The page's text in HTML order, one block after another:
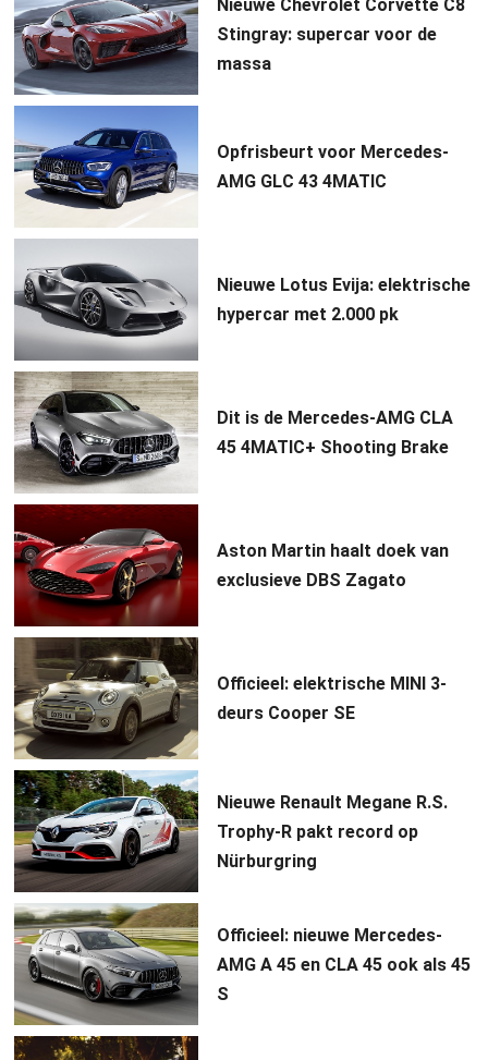
Nieuwe Chevrolet Corvette C8
Stingray: supercar voor de
massa
Opfrisbeurt voor Mercedes-
AMG GLC 43 4MATIC
Nieuwe Lotus Evija: elektrische
hypercar met 2.000 pk
Dit is de Mercedes-AMG CLA
45 4MATIC+ Shooting Brake
Aston Martin haalt doek van
exclusieve DBS Zagato
Officieel: elektrische MINI 3-
deurs Cooper SE
Nieuwe Renault Megane R.S.
Trophy-R pakt record op
Nürburgring
Officieel: nieuwe Mercedes-
AMG A 45 en CLA 45 ook als 45
S